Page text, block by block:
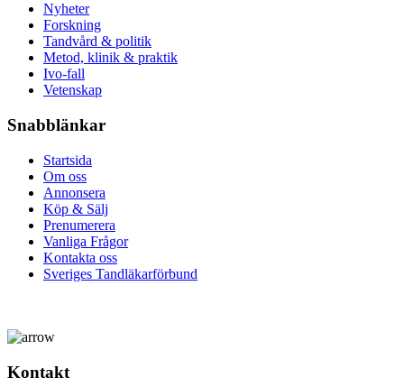
Nyheter
Forskning
Tandvård & politik
Metod, klinik & praktik
Ivo-fall
Vetenskap
Snabblänkar
Startsida
Om oss
Annonsera
Köp & Sälj
Prenumerera
Vanliga Frågor
Kontakta oss
Sveriges Tandläkarförbund
Kontakt